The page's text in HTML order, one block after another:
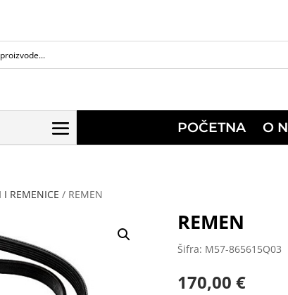
POČETNA O
I REMENICE / REMEN
REMEN
Šifra: M57-865615Q03
170,00 €